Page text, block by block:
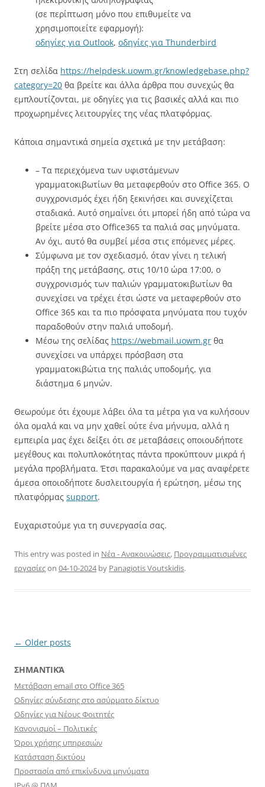
(σε περίπτωση μόνο που επιθυμείτε να
χρησιμοποιείτε εφαρμογή):
οδηγίες για Outlook, οδηγίες για Thunderbird
Στη σελίδα https://helpdesk.uowm.gr/knowledgebase.php?
category=20 θα βρείτε και άλλα άρθρα που συνεχώς θα
εμπλουτίζονται, με οδηγίες για τις βασικές αλλά και πιο
προχωρημένες λειτουργίες της νέας πλατφόρμας.
Κάποια σημαντικά σημεία σχετικά με την μετάβαση:
– Τα περιεχόμενα των υφιστάμενων
γραμματοκιβωτίων θα μεταφερθούν στο Office 365. Ο
συγχρονισμός έχει ήδη ξεκινήσει και συνεχίζεται
σταδιακά. Αυτό σημαίνει ότι μπορεί ήδη από τώρα να
βρείτε μέσα στο Office365 τα παλιά σας μηνύματα.
Αν όχι, αυτό θα συμβεί μέσα στις επόμενες μέρες.
Σύμφωνα με τον σχεδιασμό, όταν γίνει η τελική
πράξη της μετάβασης, στις 10/10 ώρα 17:00, ο
συγχρονισμός των παλιών γραμματοκιβωτίων θα
συνεχίσει να τρέχει έτσι ώστε να μεταφερθούν στο
Office 365 και τα πιο πρόσφατα μηνύματα που τυχόν
παραδοθούν στην παλιά υποδομή.
Μέσω της σελίδας https://webmail.uowm.gr θα
συνεχίσει να υπάρχει πρόσβαση στα
γραμματοκιβώτια της παλιάς υποδομής, για
διάστημα 6 μηνών.
Θεωρούμε ότι έχουμε λάβει όλα τα μέτρα για να κυλήσουν
όλα ομαλά και να μην χαθεί ούτε ένα μήνυμα, αλλά η
εμπειρία μας έχει δείξει ότι σε μεταβάσεις οποιουδήποτε
μεγέθους και πολυπλοκότητας πάντα προκύπτουν μικρά ή
μεγάλα προβλήματα. Έτσι παρακαλούμε να μας αναφέρετε
άμεσα οποιοδήποτε δυσλειτουργία ή ερώτηση, μέσω της
πλατφόρμας support.
Ευχαριστούμε για τη συνεργασία σας.
This entry was posted in Νέα - Ανακοινώσεις, Προγραμματισμένες
εργασίεςon 04-10-2024by Panagiotis Voutskidis.
Post
← Older posts
ΣΗΜΑΝΤΙΚΆ
Μετάβαση email στο Office 365
Οδηγίες σύνδεσης στο ασύρματο δίκτυο
Οδηγίες για Νέους Φοιτητές
Κανονισμοί – Πολιτικές
Όροι χρήσης υπηρεσιών
Κατάσταση δικτύου
Προστασία από επικίνδυνα μηνύματα